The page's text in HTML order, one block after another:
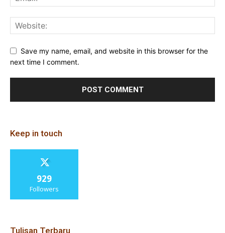
Save my name, email, and website in this browser for the
next time I comment.
Keep in touch
929
Followers
Tulisan Terbaru